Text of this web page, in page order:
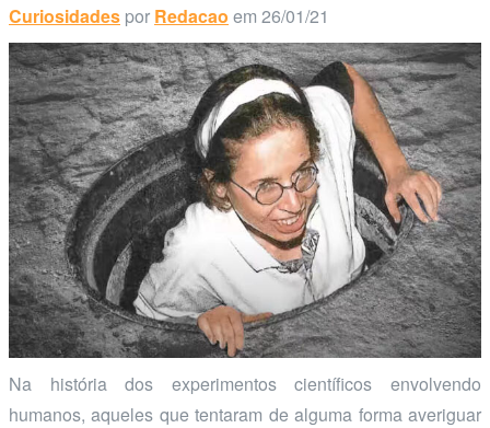
Curiosidades por Redacao em 26/01/21
Na história dos experimentos científicos envolvendo
humanos, aqueles que tentaram de alguma forma averiguar